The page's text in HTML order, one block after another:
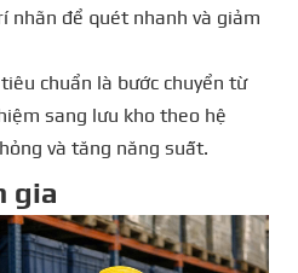
nhãn để quét nhanh và giảm
chuẩn là bước chuyển từ
sang lưu kho theo hệ
và tăng năng suất.
gia